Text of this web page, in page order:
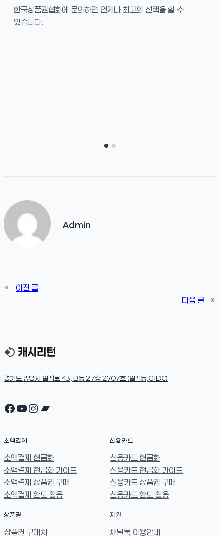
한국상품권협회에 문의하면 언제나 최고의 선택을 할 수
있습니다.
Admin
«
이전 글
다음 글
»
경기도 광명시 일직로 43, B동 27층 2707호 (일직동,GIDC)
Facebook
YouTube
Instagram
Bandcamp
소액결제
소액결제 현금화
소액결제 현금화 가이드
소액결제 상품권 구매
소액결제 한도 활용
신용카드
신용카드 현금화
신용카드 현금화 가이드
신용카드 상품권 구매
신용카드 한도 활용
상품권
상품권 구매처
지원
채널톡 이용안내